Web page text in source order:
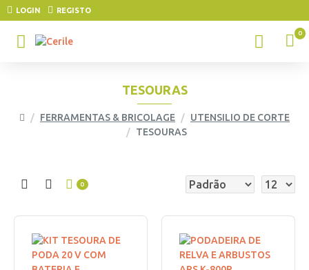
LOGIN REGISTO
0
FERRAMENTAS & BRICOLAGE
UTENSILIO DE CORTE
TESOURAS
TESOURAS
0